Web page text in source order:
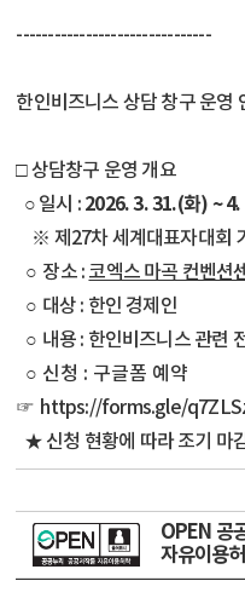
-------------------------------
한인비즈니스 상담 창구 운영
□ 상담창구 운영 개요
○ 일시 : 2026. 3. 31.(화) ~
※ 제27차 세계대표자대회
○ 장소 : 코엑스 마곡 컨벤션
○ 대상 : 한인 경제인
○ 내용 : 한인비즈니스 관련
○ 신청 : 구글폼 예약
☞ https://forms.gle/
★ 신청 현황에 따라 조기 마
OPEN 공
자유이용